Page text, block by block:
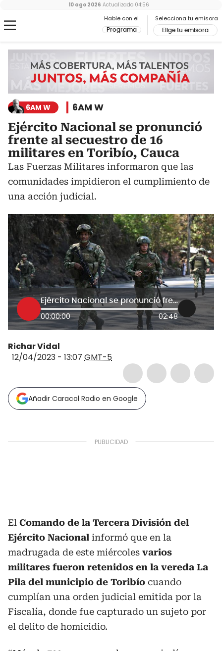
Hable con el
Programa
Selecciona tu emisora
Elige tu emisora
10 ago 2026 Actualizado 04:56
6AM W 6AM W
Ejército Nacional se pronunció
frente al secuestro de 16
militares en Toribío, Cauca
Las Fuerzas Militares informaron que las
comunidades impidieron el cumplimiento de
una acción judicial.
Ejército Nacional se pronunció frente al secuestro de 16 militares en Toribío, Cauca
00:00:00 02:48
Richar Vidal
12/04/2023 - 13:07 GMT-5
Añadir Caracol Radio en Google
El Comando de la Tercera División del
Ejército Nacional informó que en la
madrugada de este miércoles varios
militares fueron retenidos en la vereda La
Pila del municipio de Toribío cuando
cumplían una orden judicial emitida por la
Fiscalía, donde fue capturado un sujeto por
el delito de homicidio.